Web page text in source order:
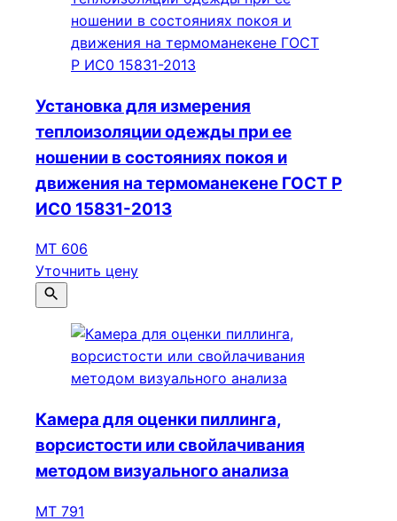
Установка для измерения
теплоизоляции одежды при ее
ношении в состояниях покоя и
движения на термоманекене ГОСТ Р
ИС0 15831-2013
МТ 606
Уточнить цену
Камера для оценки пиллинга,
ворсистости или свойлачивания
методом визуального анализа
МТ 791